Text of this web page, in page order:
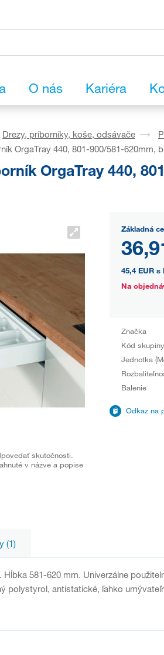
O nás Kariéra
Drezy, príborníky, koše, odsávače
OrgaTray 440, 801-900/581-620mm,
OrgaTray 440,
skutočnosti.
v názve a popise
Základná
45,4 EUR s
Na
Značka
Kód skupiny
Jednotka
Balenie
Odkaz na
(1)
Hĺbka 581-620 mm. Univerzálne
polystyrol, antistatické, ľahko